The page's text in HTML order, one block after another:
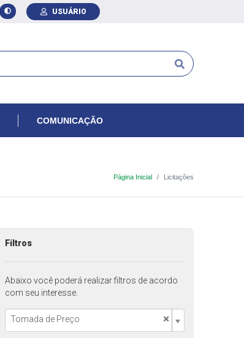
USUÁRIO
COMUNICAÇÃO
Página Inicial Licitações
Filtros
Abaixo você poderá realizar filtros de acordo
com seu interesse.
×
Tomada de Preço